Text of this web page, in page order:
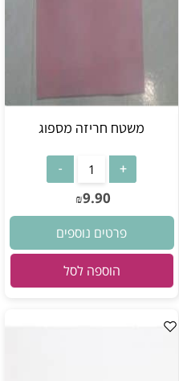
משטח חריזה מספוג
₪9.90
פרטים נוספים
הוספה לסל